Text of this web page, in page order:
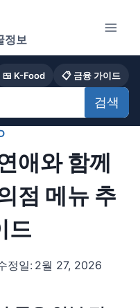
정보
🍱 K-Food 📋 금융 가이드
검색
애와 함께
점 메뉴 추
드
정일: 2월 27, 2026